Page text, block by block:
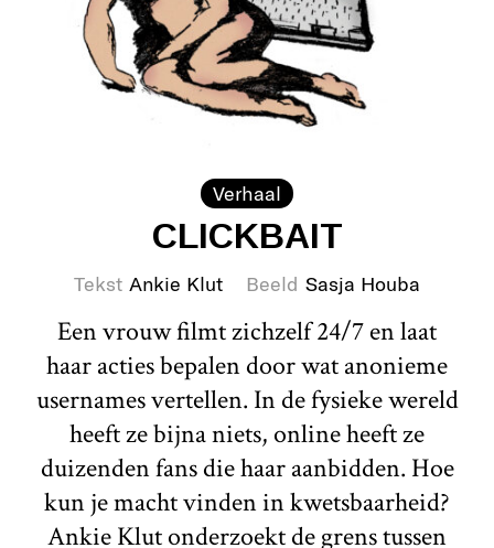
Verhaal
CLICKBAIT
Tekst Ankie Klut Beeld Sasja Houba
Een vrouw filmt zichzelf 24/7 en laat
haar acties bepalen door wat anonieme
usernames vertellen. In de fysieke wereld
heeft ze bijna niets, online heeft ze
duizenden fans die haar aanbidden. Hoe
kun je macht vinden in kwetsbaarheid?
Ankie Klut onderzoekt de grens tussen